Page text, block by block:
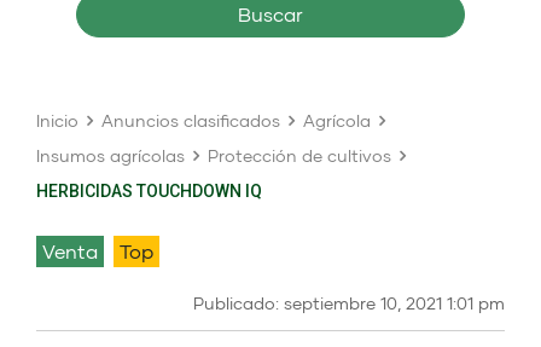
Buscar
Inicio Anuncios clasificados
Agrícola
Insumos agrícolas
Protección de cultivos
HERBICIDAS TOUCHDOWN IQ
venta Top
Publicado: septiembre 10, 2021 1:01 pm